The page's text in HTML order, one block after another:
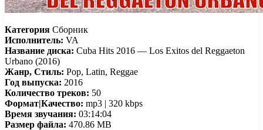
Категория Сборник
Исполнитель: VA
Название диска: Cuba Hits 2016 — Los Exitos del Reggaeton
Urbano (2016)
Жанр, Стиль: Pop, Latin, Reggae
Год выпуска: 2016
Количество треков: 50
Формат|Качество: mp3 | 320 kbps
Время звучания: 03:14:04
Размер файла: 470.86 MB